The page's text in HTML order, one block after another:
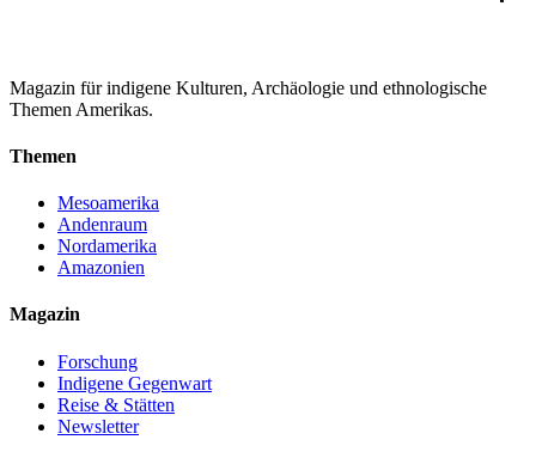
Magazin für indigene Kulturen, Archäologie und ethnologische
Themen Amerikas.
Themen
Mesoamerika
Andenraum
Nordamerika
Amazonien
Magazin
Forschung
Indigene Gegenwart
Reise & Stätten
Newsletter